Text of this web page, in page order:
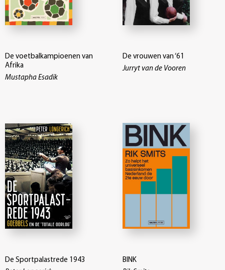
De voetbalkampioenen van
Afrika
Mustapha Esadik
De vrouwen van ‘61
Jurryt van de Vooren
De Sportpalastrede 1943
BINK